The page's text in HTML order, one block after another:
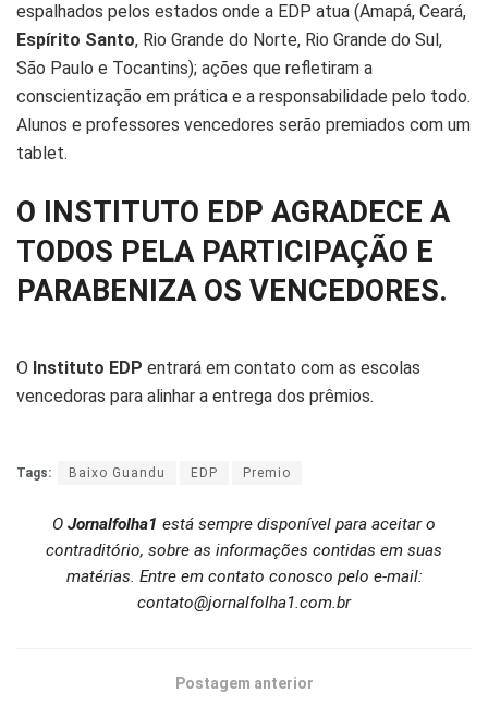
espalhados pelos estados onde a EDP atua (Amapá, Ceará,
Espírito Santo, Rio Grande do Norte, Rio Grande do Sul,
São Paulo e Tocantins); ações que refletiram a
conscientização em prática e a responsabilidade pelo todo.
Alunos e professores vencedores serão premiados com um
tablet.
O INSTITUTO EDP AGRADECE A
TODOS PELA PARTICIPAÇÃO E
PARABENIZA OS VENCEDORES.
O Instituto EDP entrará em contato com as escolas
vencedoras para alinhar a entrega dos prêmios.
Tags: Baixo Guandu EDP Premio
O Jornalfolha1 está sempre disponível para aceitar o
contraditório, sobre as informações contidas em suas
matérias. Entre em contato conosco pelo e-mail:
contato@jornalfolha1.com.br
Postagem anterior